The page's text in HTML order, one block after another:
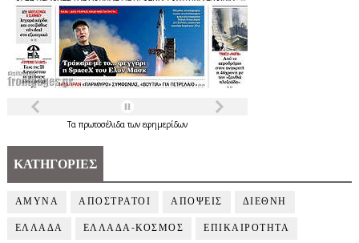
Τα πρωτοσέλιδατων εφημερίδων
ΚΑΤΗΓΟΡΙΕΣ
ΑΜΥΝΑ ΑΠΟΣΤΡΑΤΟΙ ΑΠΟΨΕΙΣ ΔΙΕΘΝΗ
ΕΛΛΑΔΑ ΕΛΛΑΔΑ-ΚΟΣΜΟΣ ΕΠΙΚΑΙΡΟΤΗΤΑ